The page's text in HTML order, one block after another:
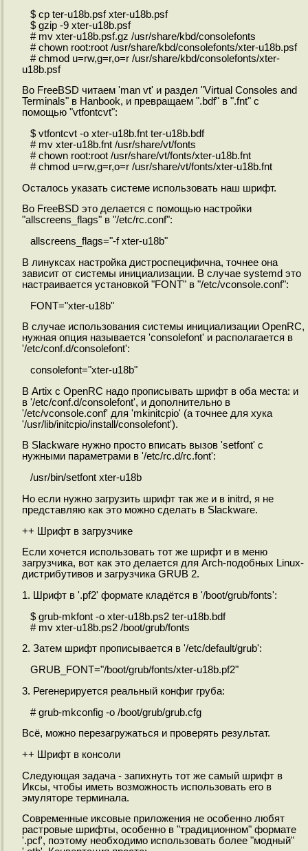
$ cp ter-u18b.psf xter-u18b.psf
$ gzip -9 xter-u18b.psf
# mv xter-u18b.psf.gz /usr/share/kbd/consolefonts
# chown root:root /usr/share/kbd/consolefonts/xter-u18b.psf
# chmod u=rw,g=r,o=r /usr/share/kbd/consolefonts/xter-
u18b.psf
Во FreeBSD читаем 'man vt' и раздел "Virtual Consoles and
Terminals" в Hanbook, и превращаем ".bdf" в ".fnt" с
помощью "vtfontcvt":
$ vtfontcvt -o xter-u18b.fnt ter-u18b.bdf
# mv xter-u18b.fnt /usr/share/vt/fonts
# chown root:root /usr/share/vt/fonts/xter-u18b.fnt
# chmod u=rw,g=r,o=r /usr/share/vt/fonts/xter-u18b.fnt
Осталось указать системе использовать наш шрифт.
Во FreeBSD это делается с помощью настройки
"allscreens_flags" в "/etc/rc.conf":
allscreens_flags="-f xter-u18b"
В линуксах настройка дистроспецифична, точнее она
зависит от системы инициализации. В случае systemd это
настраивается установкой "FONT" в "/etc/vconsole.conf":
FONT="xter-u18b"
В случае использования системы инициализации OpenRC,
нужная опция называется 'consolefont' и располагается в
'/etc/conf.d/consolefont':
consolefont="xter-u18b"
В Artix с OpenRC надо прописывать шрифт в оба места: и
в '/etc/conf.d/consolefont', и дополнительно в
'/etc/vconsole.conf' для 'mkinitcpio' (а точнее для хука
'/usr/lib/initcpio/install/consolefont').
В Slackware нужно просто вписать вызов 'setfont' с
нужными параметрами в '/etc/rc.d/rc.font':
/usr/bin/setfont xter-u18b
Но если нужно загрузить шрифт так же и в initrd, я не
представляю как это можно сделать в Slackware.
++ Шрифт в загрузчике
Если хочется использовать тот же шрифт и в меню
загрузчика, вот как это делается для Arch-подобных Linux-
дистрибутивов и загрузчика GRUB 2.
1. Шрифт в '.pf2' формате кладётся в '/boot/grub/fonts':
$ grub-mkfont -o xter-u18b.ps2 ter-u18b.bdf
# mv xter-u18b.ps2 /boot/grub/fonts
2. Затем шрифт прописывается в '/etc/default/grub':
GRUB_FONT="/boot/grub/fonts/xter-u18b.pf2"
3. Регенерируется реальный конфиг груба:
# grub-mkconfig -o /boot/grub/grub.cfg
Всё, можно перезагружаться и проверять результат.
++ Шрифт в консоли
Следующая задача - запихнуть тот же самый шрифт в
Иксы, чтобы иметь возможность использовать его в
эмуляторе терминала.
Современные иксовые приложения не особенно любят
растровые шрифты, особенно в "традиционном" формате
'.pcf', поэтому необходимо использовать более "модный"